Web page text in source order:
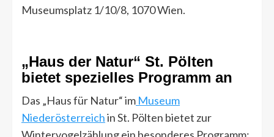
Museumsplatz 1/10/8, 1070 Wien.
„Haus der Natur“ St. Pölten
bietet spezielles Programm an
Das „Haus für Natur“ im Museum
Niederösterreichin St. Pölten bietet zur
Wintervogelzählung ein besonderes Programm: